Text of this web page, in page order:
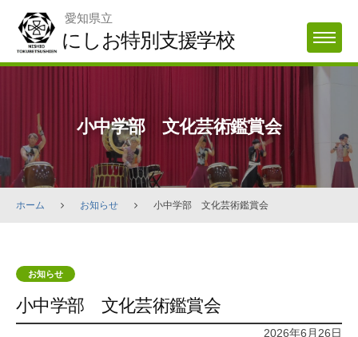
content
愛知県立
にしお特別支援学校 MENU
小中学部 文化芸術鑑賞会
ホーム お知らせ 小中学部 文化芸術鑑賞会
お知らせ
小中学部 文化芸術鑑賞会
2026年6月26日